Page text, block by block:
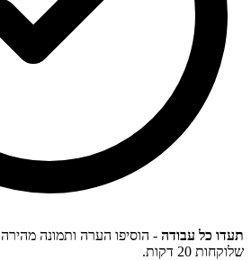
תעדו כל עבודה - הוסיפו הערה ותמונה
שלוקחות 20 דקות.